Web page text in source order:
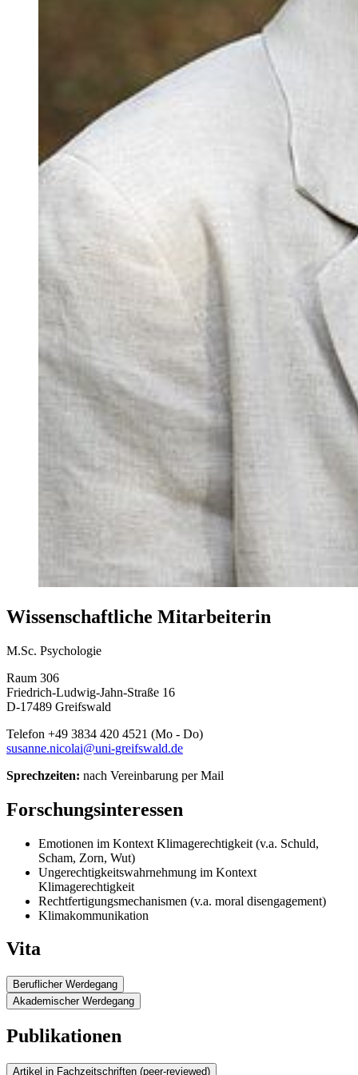
Wissenschaftliche Mitarbeiterin
M.Sc. Psychologie
Raum 306
Friedrich-Ludwig-Jahn-Straße 16
D-17489 Greifswald
Telefon +49 3834 420 4521 (Mo - Do)
susanne.nicolai@uni-greifswald.de
Sprechzeiten: nach Vereinbarung per Mail
Forschungsinteressen
Emotionen im Kontext Klimagerechtigkeit (v.a. Schuld,
Scham, Zorn, Wut)
Ungerechtigkeitswahrnehmung im Kontext
Klimagerechtigkeit
Rechtfertigungsmechanismen (v.a. moral disengagement)
Klimakommunikation
Vita
Beruflicher Werdegang
Approbationsausbildung zur Psychologischen
GST Berlin
seit 2020
Nachhaltigkeitswissenschaft und angewandte
Akademischer Werdegang
seit 2020
sensitivity and moral emotions in pro-environmental
Universität Heidelberg, M.Sc. Psychologie
Publikationen
Artikel in Fachzeitschriften (peer-reviewed)